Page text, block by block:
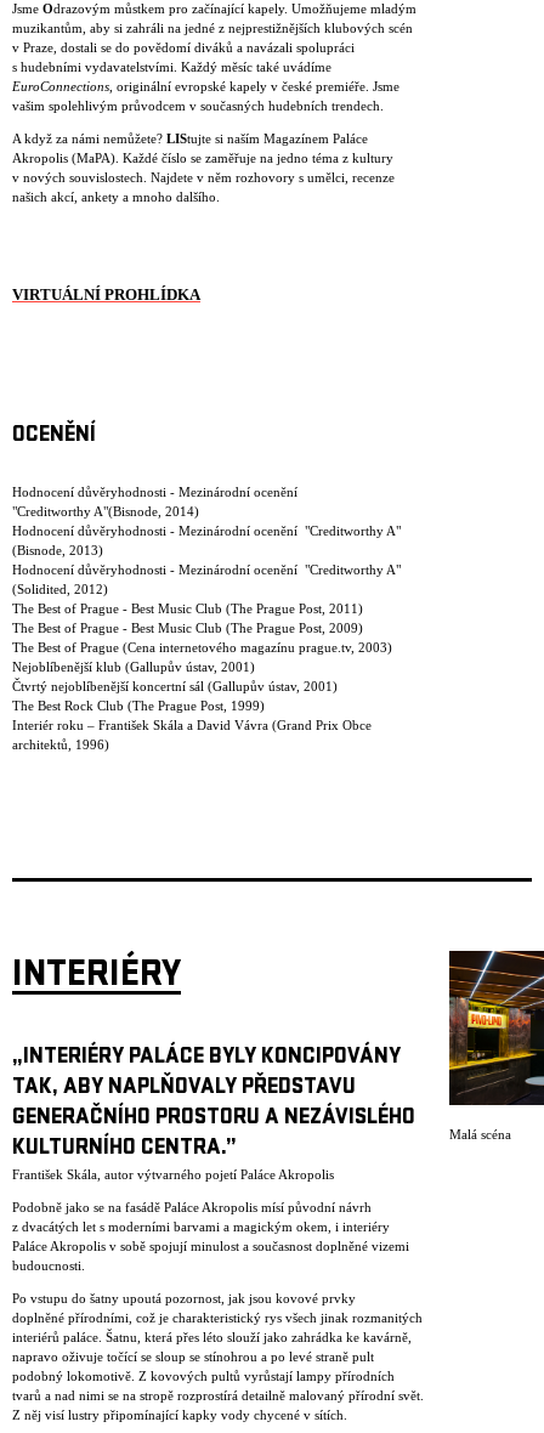
Jsme Odrazovým můstkem pro začínající kapely. Umožňujeme mladým
muzikantům, aby si zahráli na jedné z nejprestižnějších klubových scén
v Praze, dostali se do povědomí diváků a navázali spolupráci
s hudebními vydavatelstvími. Každý měsíc také uvádíme
EuroConnections , originální evropské kapely v české premiéře. Jsme
vašim spolehlivým průvodcem v současných hudebních trendech.
A když za námi nemůžete? LIStujte si naším Magazínem Paláce
Akropolis (MaPA). Každé číslo se zaměřuje na jedno téma z kultury
v nových souvislostech. Najdete v něm rozhovory s umělci, recenze
našich akcí, ankety a mnoho dalšího.
VIRTUÁLNÍ PROHLÍDKA
OCENĚNÍ
Hodnocení důvěryhodnosti - Mezinárodní ocenění
"Creditworthy A"(Bisnode, 2014)
Hodnocení důvěryhodnosti - Mezinárodní ocenění "Creditworthy A"
(Bisnode, 2013)
Hodnocení důvěryhodnosti - Mezinárodní ocenění "Creditworthy A"
(Solidited, 2012)
The Best of Prague - Best Music Club (The Prague Post, 2011)
The Best of Prague - Best Music Club (The Prague Post, 2009)
The Best of Prague (Cena internetového magazínu prague.tv, 2003)
Nejoblíbenější klub (Gallupův ústav, 2001)
Čtvrtý nejoblíbenější koncertní sál (Gallupův ústav, 2001)
The Best Rock Club (The Prague Post, 1999)
Interiér roku – František Skála a David Vávra (Grand Prix Obce
architektů, 1996)
INTERIÉRY
„INTERIÉRY PALÁCE BYLY KONCIPOVÁNY
TAK, ABY NAPLŇOVALY PŘEDSTAVU
GENERAČNÍHO PROSTORU A NEZÁVISLÉHO
KULTURNÍHO CENTRA.”
František Skála, autor výtvarného pojetí Paláce Akropolis
Podobně jako se na fasádě Paláce Akropolis mísí původní návrh
z dvacátých let s moderními barvami a magickým okem, i interiéry
Paláce Akropolis v sobě spojují minulost a současnost doplněné vizemi
budoucnosti.
Po vstupu do šatny upoutá pozornost, jak jsou kovové prvky
doplněné přírodními, což je charakteristický rys všech jinak rozmanitých
interiérů paláce. Šatnu, která přes léto slouží jako zahrádka ke kavárně,
napravo oživuje točící se sloup se stínohrou a po levé straně pult
podobný lokomotivě. Z kovových pultů vyrůstají lampy přírodních
tvarů a nad nimi se na stropě rozprostírá detailně malovaný přírodní svět.
Z něj visí lustry připomínající kapky vody chycené v sítích.
Malá scéna